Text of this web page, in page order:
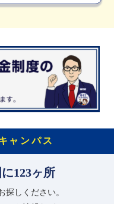
ャンパス
123ヶ所
探しください。